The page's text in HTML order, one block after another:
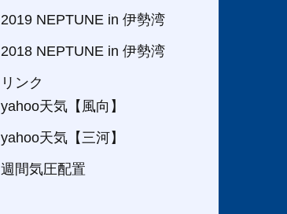
2019 NEPTUNE in 伊勢湾
2018 NEPTUNE in 伊勢湾
リンク
yahoo天気【風向】
yahoo天気【三河】
週間気圧配置